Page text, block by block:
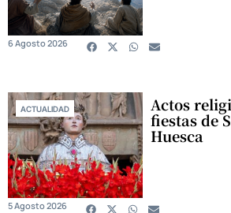
6 Agosto 2026
ACTUALIDAD Actos
fiestas de
Huesca
5 Agosto 2026